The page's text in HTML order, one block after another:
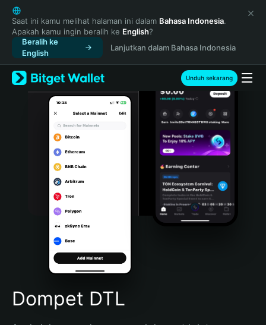
English
日本語
Tiếng Việt
Русский
Español (Latinoamérica)
Türkçe
Italiano
Português (Portugal)
Bahasa Indonesia
Português (Brasil)
Español (Argentina)
Saat ini kamu melihat halaman ini dalam Bahasa Indonesia.
Apakah kamu ingin beralih ke English?
Beralih ke
English
Lanjutkan dalam Bahasa Indonesia
Unduh sekarang
Dompet DTL